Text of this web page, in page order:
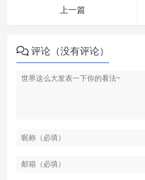
上一篇
评论（没有评论）